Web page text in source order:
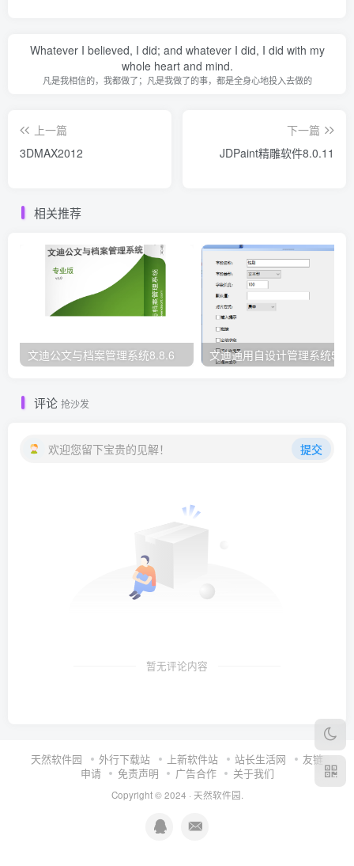
Whatever I believed, I did; and whatever I did, I did with my
whole heart and mind.
凡是我相信的，我都做了；凡是我做了的事，都是全身心地投入去做的
上一篇
3DMAX2012
下一篇
JDPaint精雕软件8.0.11
相关推荐
文迪公文与档案管理系统8.8.6 文迪通用自设计管理系统
评论 抢沙发
欢迎您留下宝贵的见解！ 提交
暂无评论内容
天然软件园 外行下载站 上新软件站 站长生活网
友链
申请
免责声明 广告合作 关于我们
Copyright © 2024 · 天然软件园